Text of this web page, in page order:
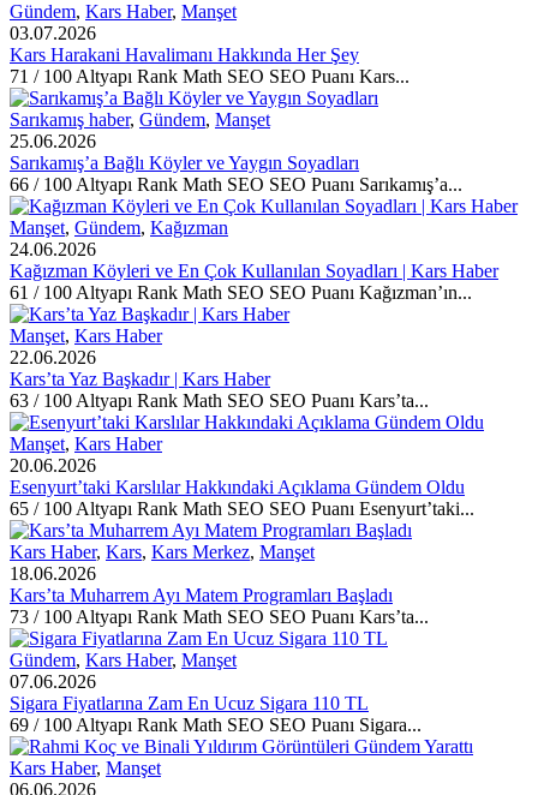
Gündem, Kars Haber, Manşet
03.07.2026
Kars Harakani Havalimanı Hakkında Her Şey
71 / 100 Altyapı Rank Math SEO SEO Puanı Kars...
Sarıkamış haber, Gündem, Manşet
25.06.2026
Sarıkamış’a Bağlı Köyler ve Yaygın Soyadları
66 / 100 Altyapı Rank Math SEO SEO Puanı Sarıkamış’a...
Manşet, Gündem, Kağızman
24.06.2026
Kağızman Köyleri ve En Çok Kullanılan Soyadları | Kars Haber
61 / 100 Altyapı Rank Math SEO SEO Puanı Kağızman’ın...
Manşet, Kars Haber
22.06.2026
Kars’ta Yaz Başkadır | Kars Haber
63 / 100 Altyapı Rank Math SEO SEO Puanı Kars’ta...
Manşet, Kars Haber
20.06.2026
Esenyurt’taki Karslılar Hakkındaki Açıklama Gündem Oldu
65 / 100 Altyapı Rank Math SEO SEO Puanı Esenyurt’taki...
Kars Haber, Kars, Kars Merkez, Manşet
18.06.2026
Kars’ta Muharrem Ayı Matem Programları Başladı
73 / 100 Altyapı Rank Math SEO SEO Puanı Kars’ta...
Gündem, Kars Haber, Manşet
07.06.2026
Sigara Fiyatlarına Zam En Ucuz Sigara 110 TL
69 / 100 Altyapı Rank Math SEO SEO Puanı Sigara...
Kars Haber, Manşet
06.06.2026